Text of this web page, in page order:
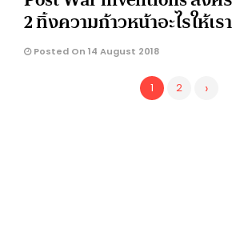
2 ทิ้งความก้าวหน้าอะไรให้เร
Posted On 14 August 2018
1 2 ›